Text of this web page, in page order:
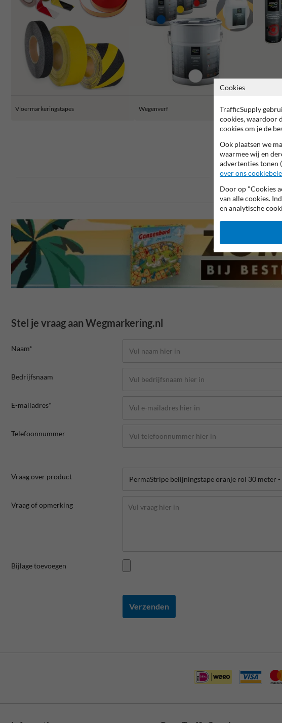
Vloermarkeringstapes Wegenverf
2 jaar
Stel je vraag aan Wegmarkering.nl
Naam*
Bedrijfsnaam
E-mailadres*
Telefoonnummer
Vraag over product
Vraag of opmerking
Bijlage toevoegen
Verzenden
Cookies
TrafficSupply
cookies, waardoor
cookies om je de
Ook plaatsen we
waarmee wij en
advertenties tonen
over ons
Door op "Cookies
van alle cookies.
en analytische